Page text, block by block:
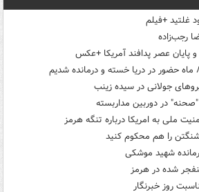
غلتید +فیلم
رجب‌زاده
جولانی در سیده زینب
ملی به امریکا درباره تنگه هرمز
را هم محکوم کنید
شهید موشکی
شده در هرمز
روز خبرنگار